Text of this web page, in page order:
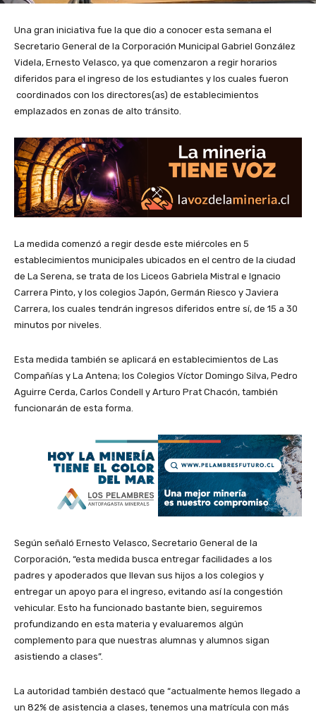
Una gran iniciativa fue la que dio a conocer esta semana el
Secretario General de la Corporación Municipal Gabriel González
Videla, Ernesto Velasco, ya que comenzaron a regir horarios
diferidos para el ingreso de los estudiantes y los cuales fueron
coordinados con los directores(as) de establecimientos
emplazados en zonas de alto tránsito.
La medida comenzó a regir desde este miércoles en 5
establecimientos municipales ubicados en el centro de la ciudad
de La Serena, se trata de los Liceos Gabriela Mistral e Ignacio
Carrera Pinto, y los colegios Japón, Germán Riesco y Javiera
Carrera, los cuales tendrán ingresos diferidos entre sí, de 15 a 30
minutos por niveles.
Esta medida también se aplicará en establecimientos de Las
Compañías y La Antena; los Colegios Víctor Domingo Silva, Pedro
Aguirre Cerda, Carlos Condell y Arturo Prat Chacón, también
funcionarán de esta forma.
Según señaló Ernesto Velasco, Secretario General de la
Corporación, “esta medida busca entregar facilidades a los
padres y apoderados que llevan sus hijos a los colegios y
entregar un apoyo para el ingreso, evitando así la congestión
vehicular. Esto ha funcionado bastante bien, seguiremos
profundizando en esta materia y evaluaremos algún
complemento para que nuestras alumnas y alumnos sigan
asistiendo a clases”.
La autoridad también destacó que “actualmente hemos llegado a
un 82% de asistencia a clases, tenemos una matrícula con más